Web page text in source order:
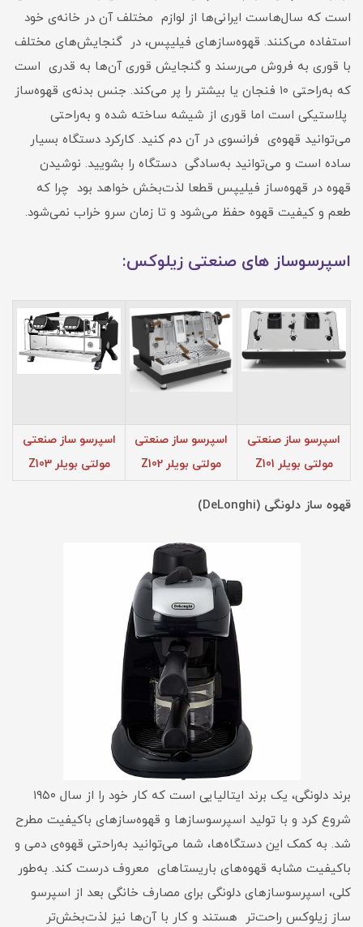
است که سال‌هاست ایرانی‌ها از لوازم مختلف آن در خانه‌ی خود
استفاده می‌کنند. قهوه‌سازهای فیلیپس، در گنجایش‌های مختلف
با قوری به فروش می‌رسند و گنجایش قوری آن‌ها به‌ قدری است
که به‌راحتی ۱۰ فنجان یا بیشتر را پر می‌کند. جنس بدنه‌‌ی قهوه‌ساز
پلاستیکی است اما قوری از شیشه‌ ساخته شده و به‌راحتی
می‌توانید قهوه‌ی فرانسوی در آن دم کنید. کارکرد دستگاه بسیار
ساده است و می‌توانید به‌سادگی دستگاه را بشویید. نوشیدن
قهوه در قهوه‌ساز فیلیپس قطعا لذت‌بخش خواهد بود چرا که
طعم و کیفیت قهوه حفظ می‌شود و تا زمان سرو خراب نمی‌شود.
اسپرسوساز های صنعتی زیلوکس:
اسپرسو ساز صنعتی
مولتی بویلر Z101
اسپرسو ساز صنعتی
مولتی بویلر Z102
اسپرسو ساز صنعتی
مولتی بویلر Z103
قهوه ساز دلونگی (DeLonghi)
برند دلونگی، یک برند ایتالیایی است که کار خود را از سال ۱۹۵۰
شروع کرد و با تولید اسپرسوسازها و قهوه‌سازهای باکیفیت مطرح
شد. به کمک این دستگاه‌ها، شما می‌توانید به‌راحتی قهوه‌ی دمی و
باکیفیت مشابه قهوه‌های باریستاهای معروف درست کند. به‌طور
کلی، اسپرسوسازهای دلونگی برای مصارف خانگی بعد از اسپرسو
ساز زیلوکس راحت‌تر هستند و کار با آن‌ها نیز لذت‌بخش‌تر